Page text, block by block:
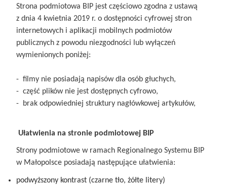
Strona podmiotowa BIP jest częściowo zgodna z ustawą
z dnia 4 kwietnia 2019 r. o dostępności cyfrowej stron
internetowych i aplikacji mobilnych podmiotów
publicznych z powodu niezgodności lub wyłączeń
wymienionych poniżej:
- filmy nie posiadają napisów dla osób głuchych,
- część plików nie jest dostępnych cyfrowo,
- brak odpowiedniej struktury nagłówkowej artykułów,
Ułatwienia na stronie podmiotowej BIP
Strony podmiotowe w ramach Regionalnego Systemu BIP
w Małopolsce posiadają następujące ułatwienia:
podwyższony kontrast (czarne tło, żółte litery)